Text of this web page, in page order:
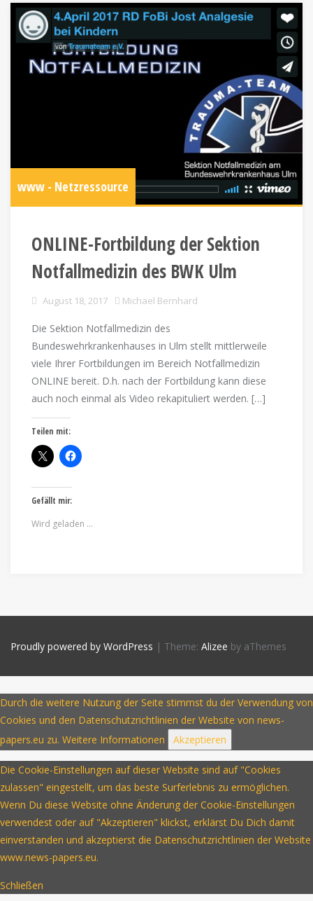
www - Netzressource
ONLINE-Fortbildung der Sektion
Notfallmedizin des BWK Ulm
August 18, 2017 Michael Bernhard
Die Sektion Notfallmedizin des
Bundeswehrkrankenhauses in Ulm stellt mittlerweile
viele Ihrer Fortbildungen im Bereich Notfallmedizin
ONLINE bereit. D.h. nach der Fortbildung kann diese
auch noch einmal als Video rekapituliert werden. […]
Teilen mit:
Gefällt mir:
Wird geladen …
Proudly powered by WordPress | Theme: Alizee by aThemes
Durch die weitere Nutzung der Seite stimmst du der Verwendung von
Cookies und den Datenschutzrichtlinien der Website von news-
papers.eu zu. Weitere Informationen Akzeptieren
Die Cookie-Einstellungen auf dieser Website sind auf "Cookies
zulassen" eingestellt, um das beste Surferlebnis zu ermöglichen.
Wenn Du diese Website ohne Änderung der Cookie-Einstellungen
verwendest oder auf "Akzeptieren" klickst, erklärst Du Dich damit
einverstanden und akzeptierst die Datenschutzrichtlinien der Website
www.news-papers.eu.
Schließen